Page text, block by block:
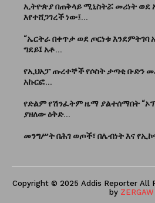
ኢትዮጵያ በጠቅላይ ሚኒስትሯ መሪነት ወደ
እየተሸጋገረች ነው፤...
“ኤርትራ በቀጥታ ወደ ጦርነቱ እንደምትገባ
ግደይ፤ አቶ...
የኢህአፓ ጡረተኞች የሶስት ታጣቂ ቡድን
አኩርፎ...
የድልም የሽንፈትም ዜማ ያልተሰማበት
ያዘለው ዕቅድ...
መንግሥት በሕገ ወጦች፣ በሌብነት እና
Copyright © 2025 Addis Reporter All
by ZERGAW